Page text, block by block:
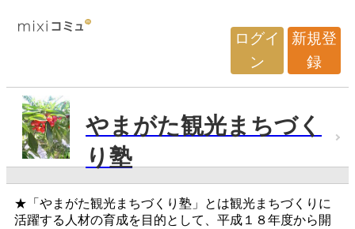
ログイ
ン
新規登
録
やまがた観光まちづく
り塾
★「やまがた観光まちづくり塾」とは観光まちづくりに
活躍する人材の育成を目的として、平成１８年度から開